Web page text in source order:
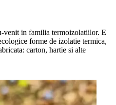
venit in familia termoizolatiilor. E
forme de izolatie termica,
carton, hartie si alte